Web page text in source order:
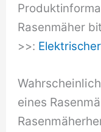
Rasenmäher
>>:
eines